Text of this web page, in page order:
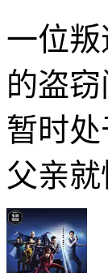
一位
的盗
暂时
父亲